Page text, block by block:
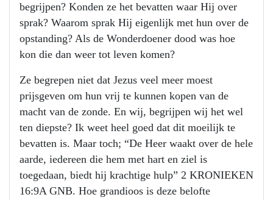
begrijpen? Konden ze het bevatten waar Hij over
sprak? Waarom sprak Hij eigenlijk met hun over de
opstanding? Als de Wonderdoener dood was hoe
kon die dan weer tot leven komen?
Ze begrepen niet dat Jezus veel meer moest
prijsgeven om hun vrij te kunnen kopen van de
macht van de zonde. En wij, begrijpen wij het wel
ten diepste? Ik weet heel goed dat dit moeilijk te
bevatten is. Maar toch; “De Heer waakt over de hele
aarde, iedereen die hem met hart en ziel is
toegedaan, biedt hij krachtige hulp” 2 KRONIEKEN
16:9A GNB. Hoe grandioos is deze belofte